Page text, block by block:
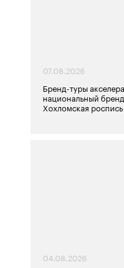
07.08.2026
Бренд-туры
национальный
Хохломская роспись
04.08.2026